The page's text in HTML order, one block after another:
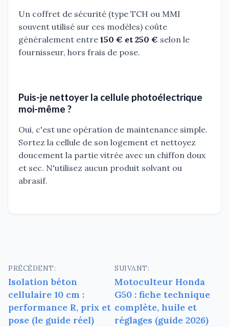
Un coffret de sécurité (type TCH ou MMI
souvent utilisé sur ces modèles) coûte
généralement entre 150 € et 250 € selon le
fournisseur, hors frais de pose.
Puis-je nettoyer la cellule photoélectrique
moi-même ?
Oui, c'est une opération de maintenance simple.
Sortez la cellule de son logement et nettoyez
doucement la partie vitrée avec un chiffon doux
et sec. N'utilisez aucun produit solvant ou
abrasif.
Navigation
de
l’article
PRÉCÉDENT:
Isolation béton
cellulaire 10 cm :
performance R, prix et
pose (le guide réel)
SUIVANT:
Motoculteur Honda
G50 : fiche technique
complète, huile et
réglages (guide 2026)